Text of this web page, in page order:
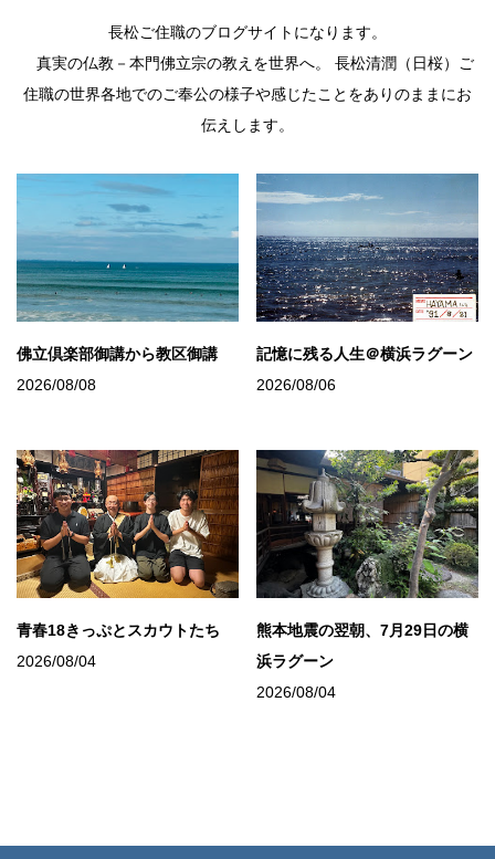
長松ご住職のブログサイトになります。
真実の仏教－本門佛立宗の教えを世界へ。 長松清潤（日桜）ご
住職の世界各地でのご奉公の様子や感じたことをありのままにお
伝えします。
佛立倶楽部御講から教区御講
2026/08/08
記憶に残る人生＠横浜ラグーン
2026/08/06
青春18きっぷとスカウトたち
2026/08/04
熊本地震の翌朝、7月29日の横
浜ラグーン
2026/08/04